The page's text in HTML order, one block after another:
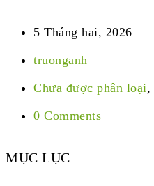
5 Tháng hai, 2026
truonganh
Chưa được phân loại,
0 Comments
MỤC LỤC